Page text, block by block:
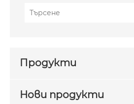
Продукти
Нови продукти